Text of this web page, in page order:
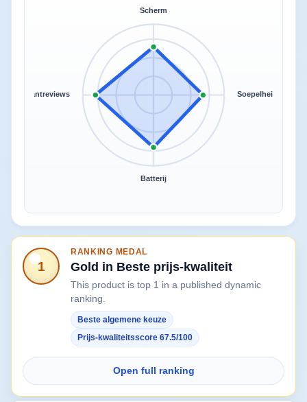
Scherm
Soepelheid
Batterij
Klantreviews
1
RANKING MEDAL
Gold in Beste prijs-kwaliteit
This product is top 1 in a published dynamic
ranking.
Beste algemene keuze
Prijs-kwaliteitsscore 67.5/100
Open full ranking